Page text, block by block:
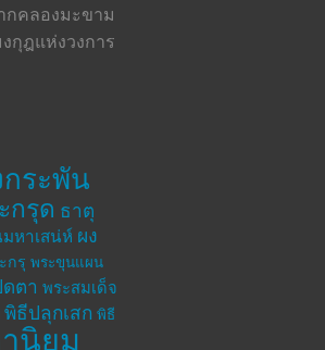
กคลองมะขาม
กุฎแห่งวงการ
ระพัน
กรุด ธาตุ
หาเสน่ห์ ผง
กรุ พระขุนแผน
ตา พระสมเด็จ
พิธีปลุกเสก พิธี
นิยม